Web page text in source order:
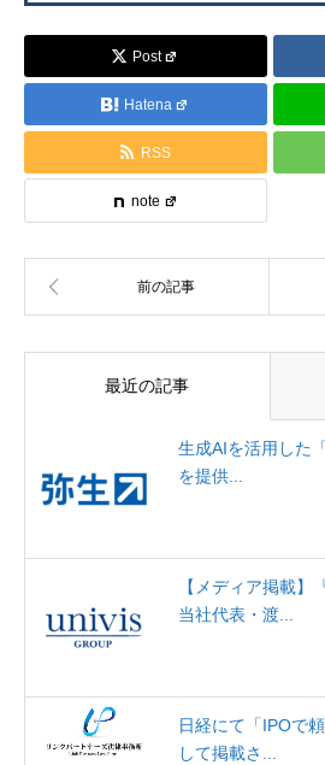
Post
Hatena
RSS
note
最近の記事
生成AIを活用した
を提供...
【メディア掲載】
当社代表・渡...
日経にて「IPOで
して掲載さ...